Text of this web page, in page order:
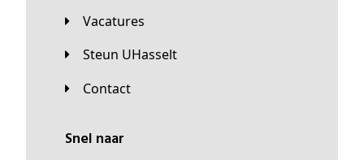
Vacatures
Steun UHasselt
Contact
Snel naar